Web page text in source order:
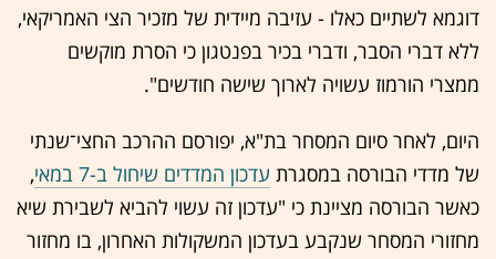
דוגמא לשתיים כאלו - עזיבה מיידית של מזכיר הצי האמריקאי,
ללא דברי הסבר, ודברי בכיר בפנטגון כי הסרת מוקשים
ממצרי הורמוז עשויה לארוך שישה חודשים".
היום, לאחר סיום המסחר בת"א, יפורסם ההרכב החצי־שנתי
של מדדי הבורסה במסגרת עדכון המדדים שיחול ב-7 במאי
,
כאשר הבורסה מציינת כי "עדכון זה עשוי להביא לשבירת שיא
מחזורי המסחר שנקבע בעדכון המשקולות האחרון, בו מחזור